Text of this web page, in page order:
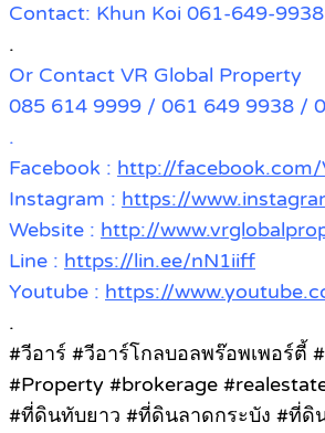
Contact: Khun Koi 061-649-9938
.
Or Contact VR Global Property
085 614 9999 / 061 649 9938 /
.
Facebook : http://facebook.com/
Instagram : https://
Website : http://
Line : https://lin.ee/nN1iiff
Youtube : https://
.
#วีอาร์ #วีอาร์โกลบอลพร๊อพเพอร์ตี้
#Property #brokerage
#ที่ดินทับยาว #ที่ดินลาดกระบัง #ที่